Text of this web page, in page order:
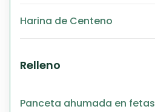
Harina de Centeno
Relleno
Panceta ahumada en fetas